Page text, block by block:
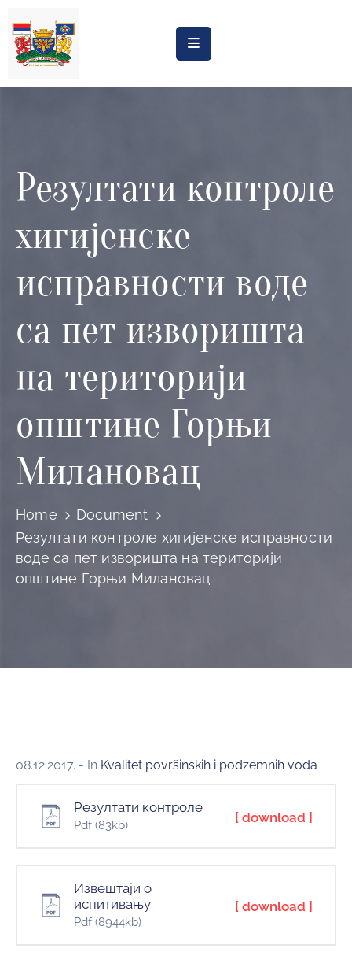
Насловна
Процена
утицаја
Регистри
дивљих
Планови
програми
природе
Резултати контроле
хигијенске
исправности воде
са пет изворишта
на територији
општине Горњи
Милановац
Home
Document
Резултати контроле хигијенске исправности
воде са пет изворишта на територији
општине Горњи Милановац
08.12.2017. - In Kvalitet površinskih i podzemnih voda
Резултати контроле
Pdf(83kb) [ download ]
Извештаји о
испитивању
Pdf(8944kb)
[ download ]